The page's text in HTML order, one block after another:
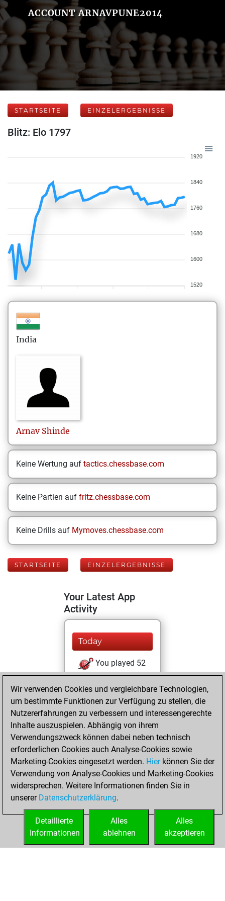
ACCOUNT ARNAVPUNE2014
STARTSEITE EINZELERGEBNISSE
Blitz: Elo 1797
1920
1840
1760
1680
1600
1520
India
Arnav Shinde
Keine Wertung auf tactics.chessbase.com
Keine Partien auf fritz.chessbase.com
Keine Drills auf Mymoves.chessbase.com
STARTSEITE EINZELERGEBNISSE
Your Latest App
Activity
Today
You played 52
blitz games
Play
You scored +42
=1 -9 in blitz
#41915 in Studies
solving
Studies
Donnerstag, Mai
7, 2026
You created
your Studies account
Studies
Wir verwenden Cookies und vergleichbare Technologien,
um bestimmte Funktionen zur Verfügung zu stellen, die
Nutzererfahrungen zu verbessern und interessengerechte
Inhalte auszuspielen. Abhängig von ihrem
Verwendungszweck können dabei neben technisch
erforderlichen Cookies auch Analyse-Cookies sowie
Marketing-Cookies eingesetzt werden. Hierkönnen Sie der
Verwendung von Analyse-Cookies und Marketing-Cookies
widersprechen. Weitere Informationen finden Sie in
unserer Datenschutzerklärung.
Alles
akzeptieren
Alles
ablehnen
Detaillierte
Informationen